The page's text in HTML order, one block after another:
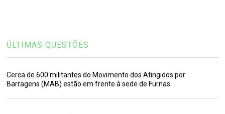
ÚLTIMAS QUESTÕES
Cerca de 600 militantes do Movimento dos Atingidos por
Barragens (MAB) estão em frente à sede de Furnas